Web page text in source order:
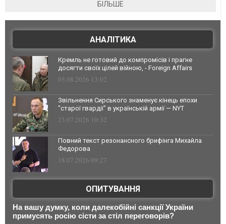
БІЛЬШЕ
АНАЛІТИКА
Кремль не готовий до компромісів і прагне
досягти своїх цілей війною, - Foreign Affairs
03.08.2026 13:02
Звільнення Сирського знаменує кінець епохи
"старої гвардії" в українській армії — NYT
23.07.2026 10:32
Повний текст резонансного брифінга Михайла
Федорова
18.07.2026 09:27
ОПИТУВАННЯ
На вашу думку, коли далекобійні санкції України
примусять росію сісти за стіл переговорів?